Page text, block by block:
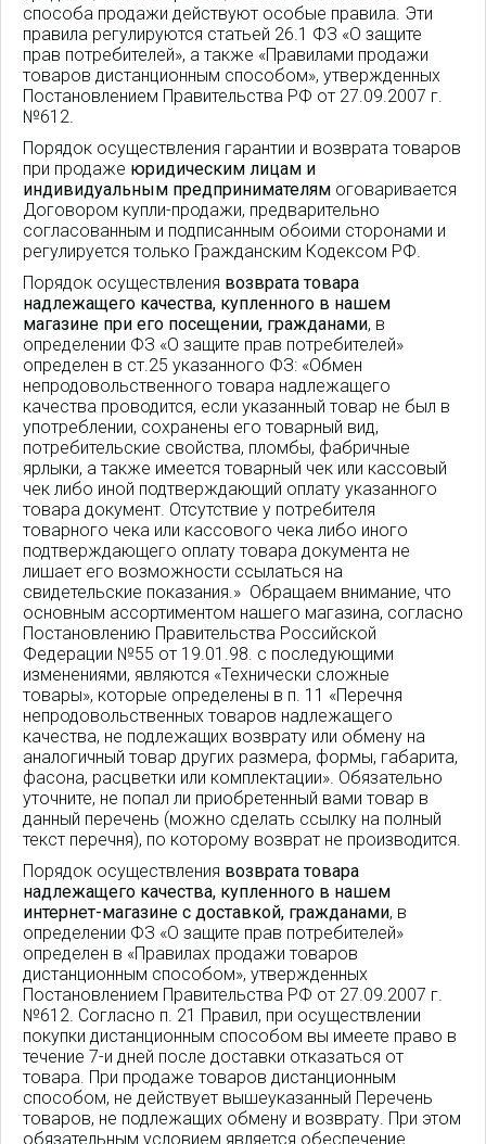
способа продажи действуют особые правила. Эти
правила регулируются статьей 26.1 ФЗ «О защите
прав потребителей», а также «Правилами продажи
товаров дистанционным способом», утвержденных
Постановлением Правительства РФ от 27.09.2007 г.
№612.
Порядок осуществления гарантии и возврата товаров
при продаже юридическим лицам и
индивидуальным предпринимателям оговаривается
Договором купли-продажи, предварительно
согласованным и подписанным обоими сторонами и
регулируется только Гражданским Кодексом РФ.
Порядок осуществления возврата товара
надлежащего качества, купленного в нашем
магазине при его посещении, гражданами, в
определении ФЗ «О защите прав потребителей»
определен в ст.25 указанного ФЗ: «Обмен
непродовольственного товара надлежащего
качества проводится, если указанный товар не был в
употреблении, сохранены его товарный вид,
потребительские свойства, пломбы, фабричные
ярлыки, а также имеется товарный чек или кассовый
чек либо иной подтверждающий оплату указанного
товара документ. Отсутствие у потребителя
товарного чека или кассового чека либо иного
подтверждающего оплату товара документа не
лишает его возможности ссылаться на
свидетельские показания.» Обращаем внимание, что
основным ассортиментом нашего магазина, согласно
Постановлению Правительства Российской
Федерации №55 от 19.01.98. с последующими
изменениями, являются «Технически сложные
товары», которые определены в п. 11 «Перечня
непродовольственных товаров надлежащего
качества, не подлежащих возврату или обмену на
аналогичный товар других размера, формы, габарита,
фасона, расцветки или комплектации». Обязательно
уточните, не попал ли приобретенный вами товар в
данный перечень (можно сделать ссылку на полный
текст перечня), по которому возврат не производится.
Порядок осуществления возврата товара
надлежащего качества, купленного в нашем
интернет-магазине с доставкой, гражданами, в
определении ФЗ «О защите прав потребителей»
определен в «Правилах продажи товаров
дистанционным способом», утвержденных
Постановлением Правительства РФ от 27.09.2007 г.
№612. Согласно п. 21 Правил, при осуществлении
покупки дистанционным способом вы имеете право в
течение 7-и дней после доставки отказаться от
товара. При продаже товаров дистанционным
способом, не действует вышеуказанный Перечень
товаров, не подлежащих обмену и возврату. При этом
обязательным условием является обеспечение